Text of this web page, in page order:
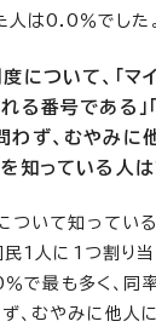
人は0.0％でした。
について、「マ
る番号である」
わず、むやみに
知っている人は
ついて知ってい
民1人に1つ割り
最も多く、同率
、むやみに他人